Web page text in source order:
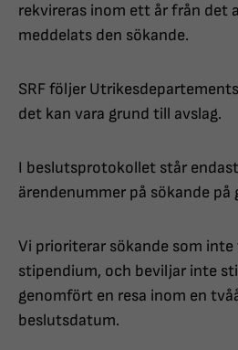
rekvireras inom ett år från det
meddelats den sökande.
SRF följer
det kan vara grund till avslag.
I beslutsprotokollet står
ärendenummer på sökande på
Vi prioriterar sökande som
stipendium, och beviljar inte
genomfört en resa inom en
beslutsdatum.